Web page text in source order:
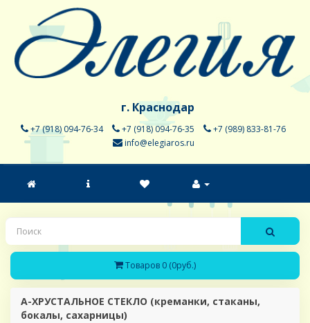
г. Краснодар
+7 (918) 094-76-34 +7 (918) 094-76-35
+7 (989) 833-81-76
info@elegiaros.ru
Товаров 0 (0руб.)
A-ХРУСТАЛЬНОЕ СТЕКЛО (креманки, стаканы,
бокалы, сахарницы)